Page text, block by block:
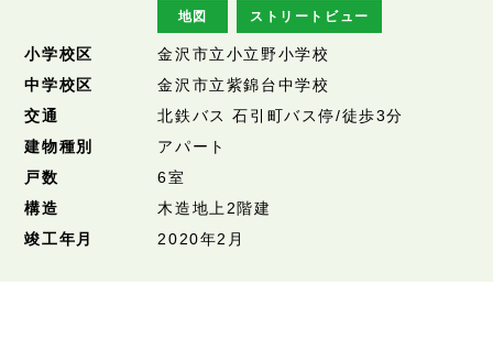
地図 ストリートビュー
小学校区
金沢市立小立野小学校
中学校区
金沢市立紫錦台中学校
交通
北鉄バス 石引町バス停/徒歩3分
建物種別
アパート
戸数
6室
構造
木造地上2階建
竣工年月
2020年2月